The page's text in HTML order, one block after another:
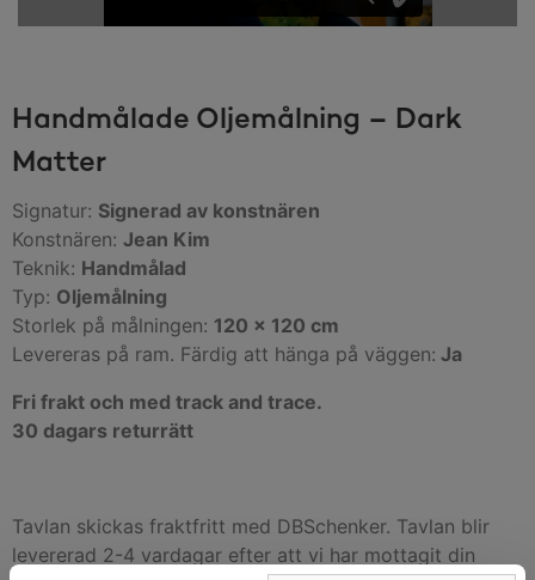
Handmålade Oljemålning – Dark
Matter
Signatur: Signerad av konstnären
Konstnären: Jean Kim
Teknik: Handmålad
Typ: Oljemålning
Storlek på målningen: 120 x 120 cm
Levereras på ram. Färdig att hänga på väggen: Ja
Fri frakt och med track and trace.
30 dagars returrätt
Tavlan skickas fraktfritt med DBSchenker. Tavlan blir
levererad 2-4 vardagar efter att vi har mottagit din